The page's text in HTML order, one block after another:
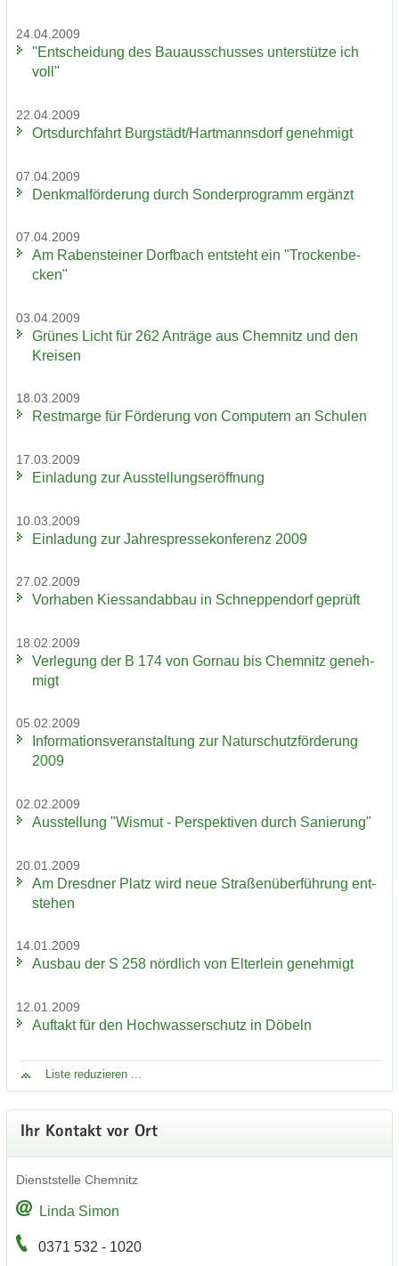
24.04.2009
"Ent­schei­dung des Bau­aus­schus­ses un­ter­stüt­ze ich
voll"
22.04.2009
Orts­durch­fahrt Burg­städt/Hart­manns­dorf ge­neh­migt
07.04.2009
Denk­mal­för­de­rung durch Son­der­pro­gramm er­gänzt
07.04.2009
Am Ra­ben­stei­ner Dorf­bach ent­steht ein "Tro­cken­be­
cken"
03.04.2009
Grü­nes Licht für 262 An­trä­ge aus Chem­nitz und den
Krei­sen
18.03.2009
Rest­mar­ge für För­de­rung von Com­pu­tern an Schu­len
17.03.2009
Ein­la­dung zur Aus­stel­lungs­er­öff­nung
10.03.2009
Ein­la­dung zur Jah­res­pres­se­kon­fe­renz 2009
27.02.2009
Vor­ha­ben Kies­sand­ab­bau in Schnep­pen­dorf ge­prüft
18.02.2009
Ver­le­gung der B 174 von Gorn­au bis Chem­nitz ge­neh­
migt
05.02.2009
In­for­ma­ti­ons­ver­an­stal­tung zur Na­tur­schutz­för­de­rung
2009
02.02.2009
Aus­stel­lung "Wis­mut - Per­spek­ti­ven durch Sa­nie­rung"
20.01.2009
Am Dresd­ner Platz wird neue Stra­ßen­über­füh­rung ent­
ste­hen
14.01.2009
Aus­bau der S 258 nörd­lich von El­ter­lein ge­neh­migt
12.01.2009
Auf­takt für den Hoch­was­ser­schutz in Dö­beln
Liste re­du­zie­ren ...
Ihr Kon­takt vor Ort
Dienst­stel­le Chem­nitz
Linda Simon
0371 532 - 1020